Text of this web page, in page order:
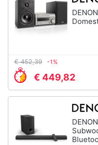
€ 452,39 -1%
€ 449,82